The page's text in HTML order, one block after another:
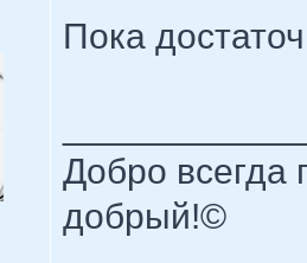
Пока
Добро всегда
добрый!©